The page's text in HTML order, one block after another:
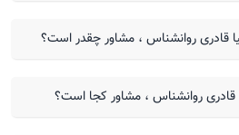
قادری روانشناس ، مشاور چقدر است؟
روانشناس ، مشاور کجا است؟